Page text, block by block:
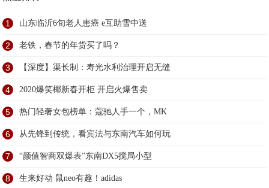
1 山东临沂6旬老人患癌 e互助雪中送
2 老铁，春节的年货买了吗？
3 【深度】渠长制：寿光水利治理开启无缝
4 2020爆笑椰新春开柜 开启火爆售卖
5 热门轻奢女包榜单：蔻驰人手一个，MK
6 从先锋到传统，看宾法与东南汽车如何玩
7 “颜值智商双爆表”东南DX5搅局小型
8 生来好动 鼠neo有趣！adidas